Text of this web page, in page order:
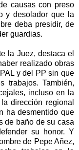
causas con preso
y desolador que la
deba presidir, de
guardias.
la Juez, destaca el
realizado obras
y del PP sin que
trabajos. También,
incluso en la
dirección regional
ha desmentido que
de baño de su casa
su honor. Y
de Pepe Añez,